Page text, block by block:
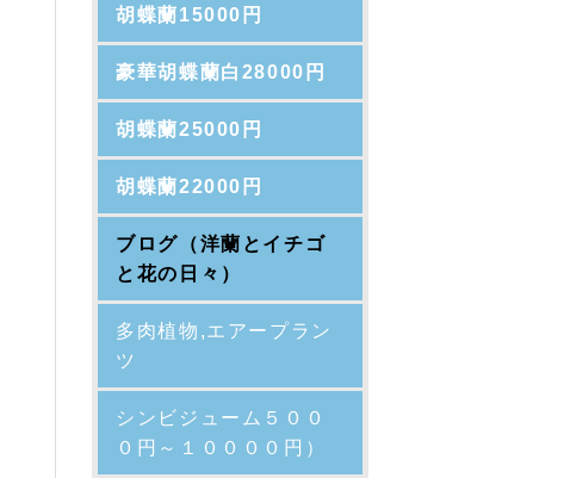
胡蝶蘭15000円
豪華胡蝶蘭白28000円
胡蝶蘭25000円
胡蝶蘭22000円
ブログ（洋蘭とイチゴ
と花の日々）
多肉植物,エアープラン
ツ
シンビジューム５００
０円～１００００円）